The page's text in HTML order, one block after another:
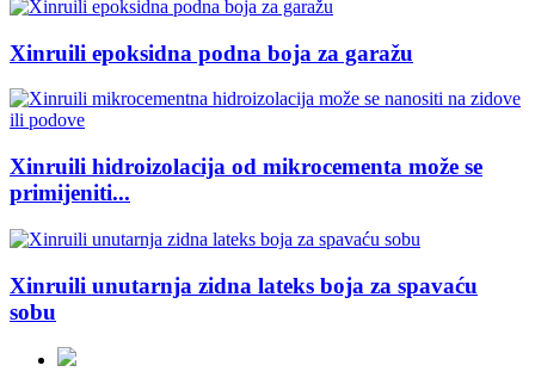
Xinruili epoksidna podna boja za garažu
Xinruili hidroizolacija od mikrocementa može se
primijeniti...
Xinruili unutarnja zidna lateks boja za spavaću
sobu